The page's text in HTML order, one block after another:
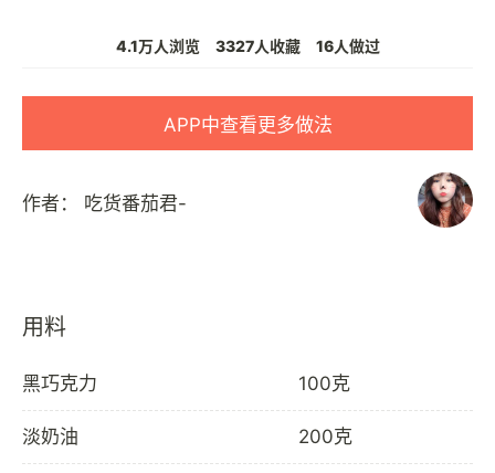
4.1万人浏览 3327人收藏 16人做过
APP中查看更多做法
作者： 吃货番茄君-
用料
黑巧克力 100克
淡奶油 200克